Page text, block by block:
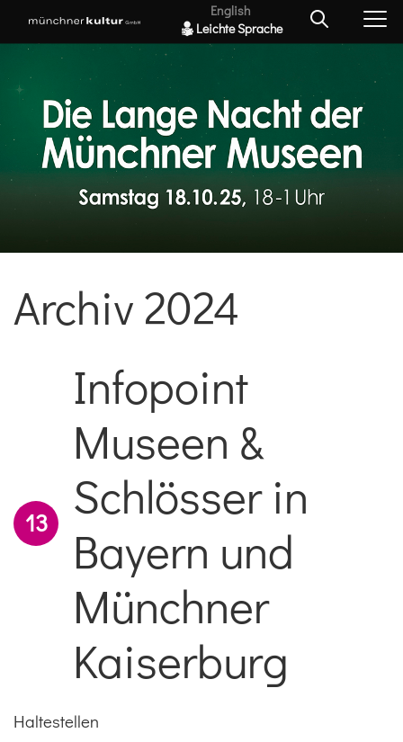
English
Leichte Sprache
Archiv 2024
13
Infopoint
Museen &
Schlösser in
Bayern und
Münchner
Kaiserburg
Haltestellen